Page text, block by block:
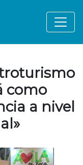
como
a nivel